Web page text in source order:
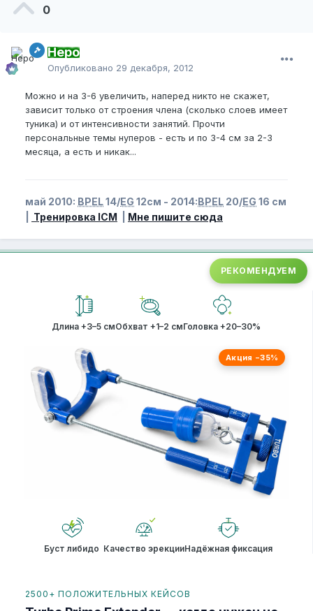
0
Неро
Опубликовано 29 декабря, 2012
Можно и на 3-6 увеличить, наперед никто не скажет,
зависит только от строения члена (сколько слоев имеет
туника) и от интенсивности занятий. Прочти
персональные темы нуперов - есть и по 3-4 см за 2-3
месяца, а есть и никак...
май 2010: BPEL14/EG 12см - 2014:BPEL 20/EG 16 см
Тренировка ICM Мне пишите сюда
РЕКОМЕНДУЕМ
Длина +3–5 смОбхват +1–2 смГоловка +20–30%
Акция −35%
Буст либидо Качество эрекцииНадёжная фиксация
2500+ ПОЛОЖИТЕЛЬНЫХ КЕЙСОВ